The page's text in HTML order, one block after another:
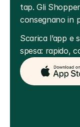
tap. Gli
consegnano in
Scarica l’app
spesa: rapido,